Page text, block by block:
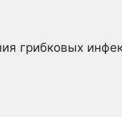
грибковых